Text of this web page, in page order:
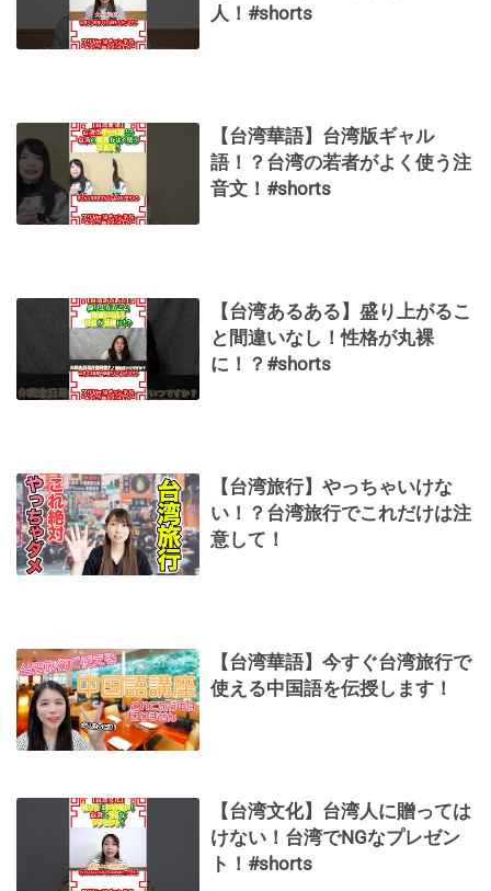
人！#shorts
【台湾華語】台湾版ギャル
語！？台湾の若者がよく使う注
音文！#shorts
【台湾あるある】盛り上がるこ
と間違いなし！性格が丸裸
に！？#shorts
【台湾旅行】やっちゃいけな
い！？台湾旅行でこれだけは注
意して！
【台湾華語】今すぐ台湾旅行で
使える中国語を伝授します！
【台湾文化】台湾人に贈っては
けない！台湾でNGなプレゼン
ト！#shorts